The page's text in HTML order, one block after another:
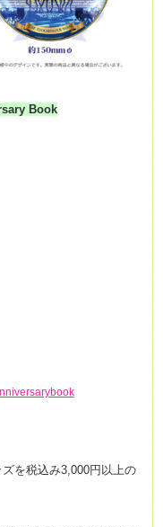
Book
を税込み3,000円以上の